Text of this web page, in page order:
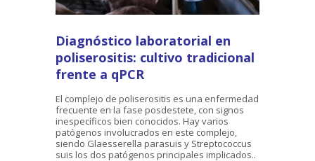
Diagnóstico laboratorial en
poliserositis: cultivo tradicional
frente a qPCR
El complejo de poliserositis es una enfermedad
frecuente en la fase posdestete, con signos
inespecíficos bien conocidos. Hay varios
patógenos involucrados en este complejo,
siendo Glaesserella parasuis y Streptococcus
suis los dos patógenos principales implicados..